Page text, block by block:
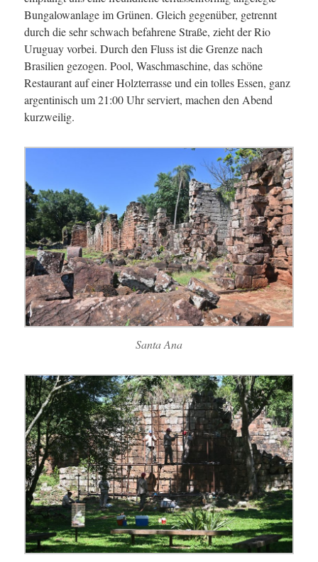
Bungalowanlage im Grünen. Gleich gegenüber, getrennt
durch die sehr schwach befahrene Straße, zieht der Rio
Uruguay vorbei. Durch den Fluss ist die Grenze nach
Brasilien gezogen. Pool, Waschmaschine, das schöne
Restaurant auf einer Holzterrasse und ein tolles Essen, ganz
argentinisch um 21:00 Uhr serviert, machen den Abend
kurzweilig.
Santa Ana